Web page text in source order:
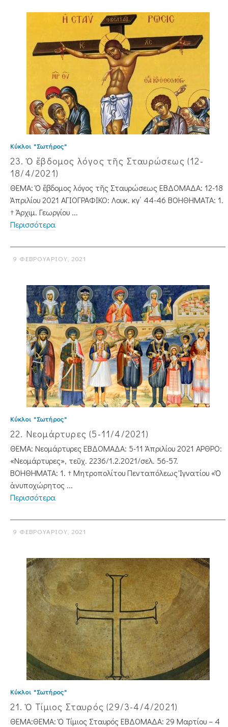
Κύκλοι "Σωτήρος"
23. Ὁ ἕβδομος λόγος τῆς Σταυρώσεως (12-
18/4/2021)
ΘΕΜΑ: Ὁ ἕβδομος λόγος τῆς Σταυρώσεως ΕΒΔΟΜΑΔΑ: 12-18
Ἀπριλίου 2021 ΑΓΙΟΓΡΑΦΙΚΟ: Λουκ. κγ΄ 44-46 ΒΟΗΘΗΜΑΤΑ: 1.
† Ἀρχιμ. Γεωργίου ...
Περισσότερα
9 ΦΕΒΡΟΥΑΡΊΟΥ, 2021
Κύκλοι "Σωτήρος"
22. Νεομάρτυρες (5-11/4/2021)
ΘΕΜΑ: Νεομάρτυρες ΕΒΔΟΜΑΔΑ: 5-11 Ἀπριλίου 2021 ΑΡΘΡΟ:
«Νεομάρτυρες», τεῦχ. 2236/1.2.2021/σελ. 56-57.
ΒΟΗΘΗΜΑΤΑ: 1. † Μητροπολίτου Πενταπόλεως Ἰγνατίου «Ὁ
ἀνυποχώρητος ...
Περισσότερα
9 ΦΕΒΡΟΥΑΡΊΟΥ, 2021
Κύκλοι "Σωτήρος"
21. Ὁ Τίμιος Σταυρός (29/3-4/4/2021)
ΘΕΜΑ:ΘΕΜΑ: Ὁ Τίμιος Σταυρός ΕΒΔΟΜΑΔΑ: 29 Μαρτίου – 4